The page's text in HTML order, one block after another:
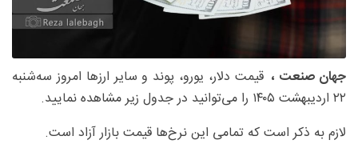
جهان صنعت ، قیمت دلار، یورو، پوند و سایر ارزها امروز سه‌شنبه
۲۲ اردیبهشت ۱۴۰۵ را می‌توانید در جدول زیر مشاهده نمایید.
لازم به ذکر است که تمامی این نرخ‌ها قیمت بازار آزاد است.